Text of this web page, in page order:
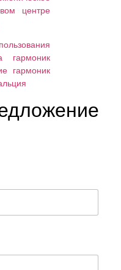
центре
гармоник
гармоник